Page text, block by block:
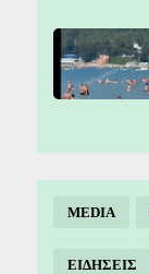
MEDIA
ΕΙΔΗΣΕΙΣ